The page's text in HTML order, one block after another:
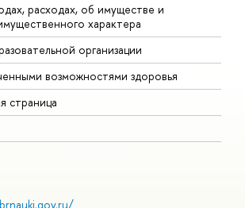
расходах, об имуществе и
характера
организации
возможностями здоровья
страница